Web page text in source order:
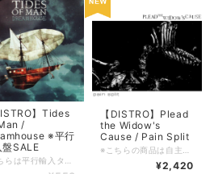
】Tides
/
※平行
盤SALE
【DISTRO】Plead
the Widow's
Cause / Pain Split
¥2,420